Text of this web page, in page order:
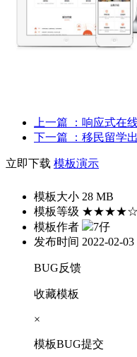
上一篇
：响应式在
下一篇
：移民留学
立即下载 模板演示
模板大小 28 MB
模板等级 ★★★★☆
模板作者
7仔
发布时间 2022-02-03
BUG反馈
收藏模板
×
模板BUG提交